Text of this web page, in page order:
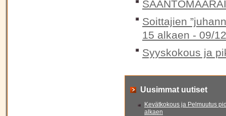
Soittajien
15 alkaen - 09/
Syyskokous ja
Uusimmat uutiset
Kevätkokous ja Pelmuutus
alkaen